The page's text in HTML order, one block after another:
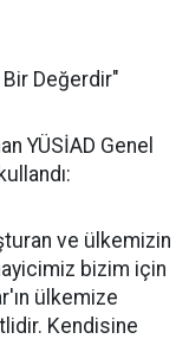
Değerdir"
YÜSİAD Genel
ve ülkemizin
bizim için
ülkemize
Kendisine